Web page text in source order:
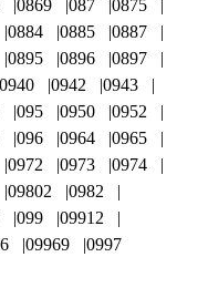
0869 087
0875
0884 0885
0887
0895 0896
0897
0940 0942
0943
095 0950
0952
096 0964
0965
0972 0973
0974
09802
0982
099
09912
09969 0997